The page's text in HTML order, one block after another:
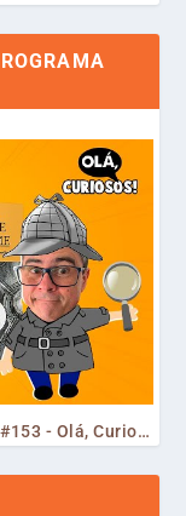
MEMÓRIAS DA COLEÇÃO VAGA-LUME - #153 - Olá, Curiosos! 2023